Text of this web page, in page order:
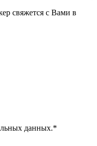
свяжется с Вами в
данных.*